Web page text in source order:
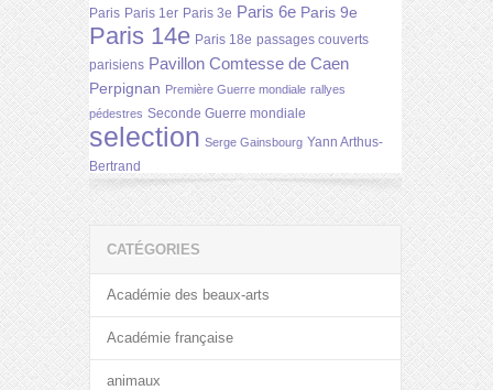
Paris Paris 1er Paris 3e Paris 6e Paris 9e
Paris 14e Paris 18e passages couverts
parisiens Pavillon Comtesse de Caen
Perpignan Première Guerre mondiale rallyes
pédestres Seconde Guerre mondiale
selection Serge Gainsbourg Yann Arthus-
Bertrand
CATÉGORIES
Académie des beaux-arts
Académie française
animaux